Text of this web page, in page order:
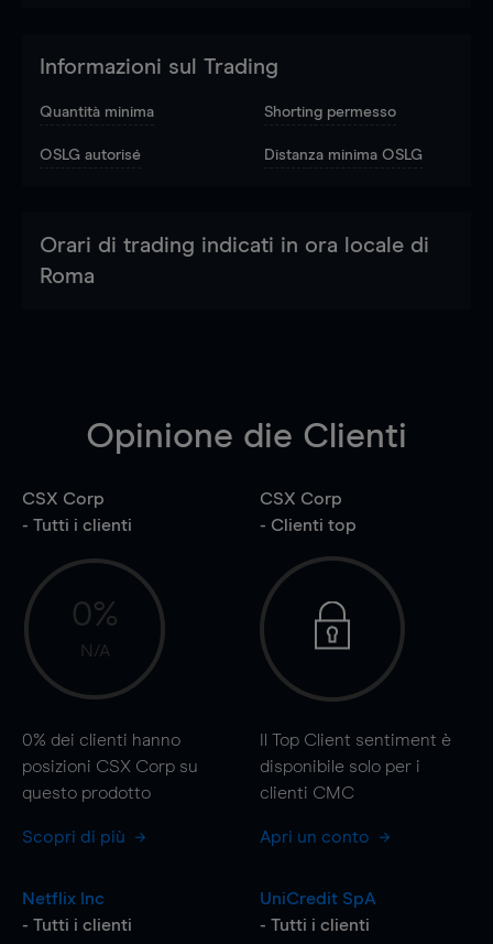
Informazioni sul Trading
Quantità minima Shorting permesso
OSLG autorisé Distanza minima OSLG
Orari di trading indicati in ora locale di
Roma
Opinione die Clienti
CSX Corp
- Tutti i clienti
0%
N/A
0% dei clienti hanno
posizioni CSX Corp su
questo prodotto
Scopri di più
CSX Corp
- Clienti top
Il Top Client sentiment è
disponibile solo per i
clienti CMC
Apri un conto
Netflix Inc
- Tutti i clienti
UniCredit SpA
- Tutti i clienti